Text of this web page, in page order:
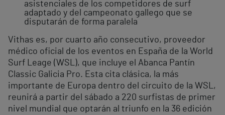
asistenciales de los competidores de surf
adaptado y del campeonato gallego que se
disputarán de forma paralela
Vithas es, por cuarto año consecutivo, proveedor
médico oficial de los eventos en España de la World
Surf Leage (WSL), que incluye el Abanca Pantín
Classic Galicia Pro. Esta cita clásica, la más
importante de Europa dentro del circuito de la WSL,
reunirá a partir del sábado a 220 surfistas de primer
nivel mundial que optarán al triunfo en la 36 edición